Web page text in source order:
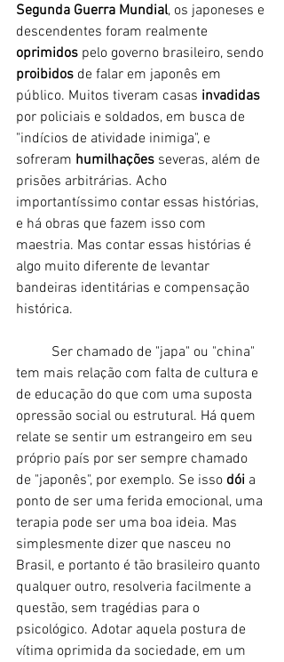
Segunda Guerra Mundial, os japoneses e
descendentes foram realmente
oprimidos pelo governo brasileiro, sendo
proibidos de falar em japonês em
público. Muitos tiveram casas invadidas
por policiais e soldados, em busca de
"indícios de atividade inimiga", e
sofreram humilhações severas, além de
prisões arbitrárias. Acho
importantíssimo contar essas histórias,
e há obras que fazem isso com
maestria. Mas contar essas histórias é
algo muito diferente de levantar
bandeiras identitárias e compensação
histórica.
tem mais relação com falta de cultura e
de educação do que com uma suposta
opressão social ou estrutural. Há quem
relate se sentir um estrangeiro em seu
próprio país por ser sempre chamado
de "japonês", por exemplo. Se isso dói a
ponto de ser uma ferida emocional, uma
terapia pode ser uma boa ideia. Mas
simplesmente dizer que nasceu no
Brasil, e portanto é tão brasileiro quanto
qualquer outro, resolveria facilmente a
questão, sem tragédias para o
psicológico. Adotar aquela postura de
vítima oprimida da sociedade, em um